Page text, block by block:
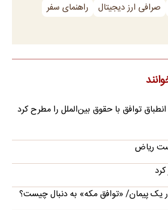
صرافی ارز دیجیتال
راهنمای سفر
توافق با حقوق بین‌الملل را مطرح کرد
ریاض
در یک پیمان/ «توافق مکه» به دنبال چیست؟